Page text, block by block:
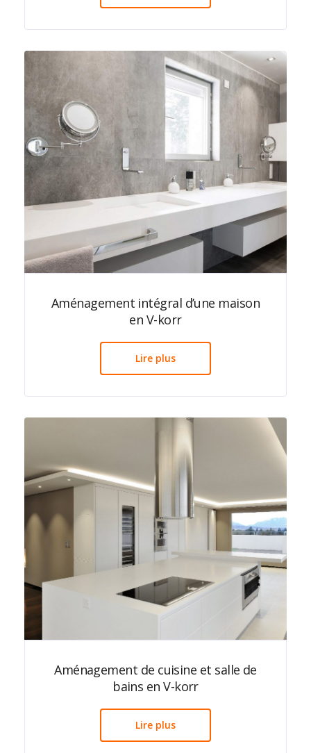
Aménagement intégral d’une maison
en V-korr
Lire plus
Aménagement de cuisine et salle de
bains en V-korr
Lire plus